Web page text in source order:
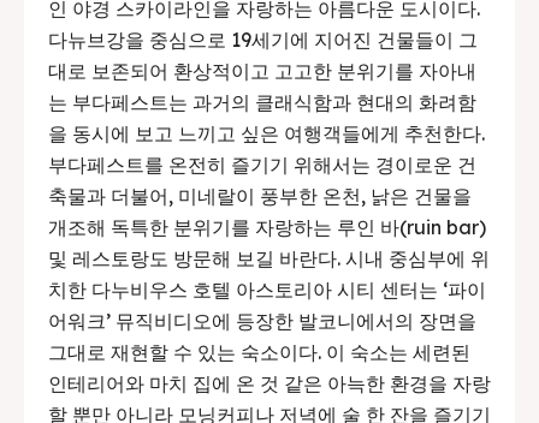
인 야경 스카이라인을 자랑하는 아름다운 도시이다.
다뉴브강을 중심으로 19세기에 지어진 건물들이 그
대로 보존되어 환상적이고 고고한 분위기를 자아내
는 부다페스트는 과거의 클래식함과 현대의 화려함
을 동시에 보고 느끼고 싶은 여행객들에게 추천한다.
부다페스트를 온전히 즐기기 위해서는 경이로운 건
축물과 더불어, 미네랄이 풍부한 온천, 낡은 건물을
개조해 독특한 분위기를 자랑하는 루인 바(ruin bar)
및 레스토랑도 방문해 보길 바란다. 시내 중심부에 위
치한 다누비우스 호텔 아스토리아 시티 센터는 ‘파이
어워크’ 뮤직비디오에 등장한 발코니에서의 장면을
그대로 재현할 수 있는 숙소이다. 이 숙소는 세련된
인테리어와 마치 집에 온 것 같은 아늑한 환경을 자랑
할 뿐만 아니라 모닝커피나 저녁에 술 한 잔을 즐기기